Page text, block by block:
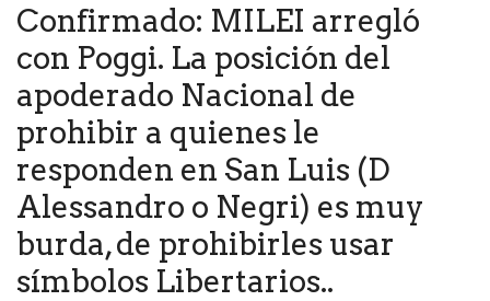
Confirmado: MILEI arregló
con Poggi. La posición del
apoderado Nacional de
prohibir a quienes le
responden en San Luis (D
Alessandro o Negri) es muy
burda, de prohibirles usar
símbolos Libertarios..